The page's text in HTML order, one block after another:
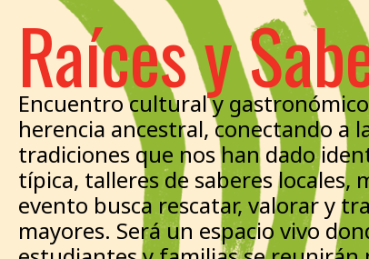
Raíces y
Encuentro cultural y
herencia ancestral, conectando a
tradiciones que nos han dado
típica, talleres de saberes locales,
evento busca rescatar, valorar y
mayores. Será un espacio vivo